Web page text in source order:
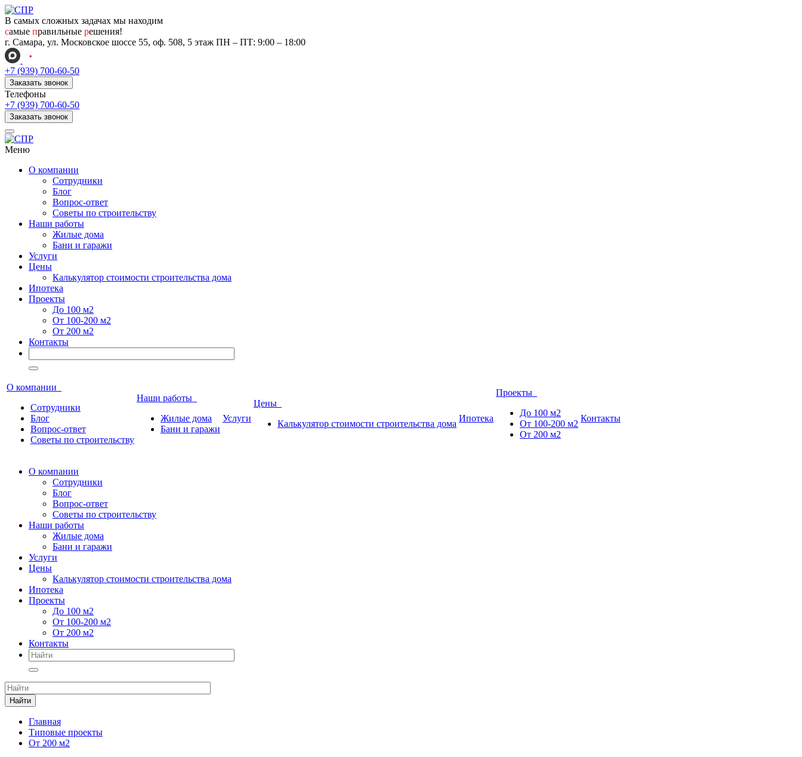
В самых сложных задачах мы находим
самые правильные решения!
г. Самара, ул. Московское шоссе 55, оф. 508, 5 этаж ПН – ПТ: 9:00 – 18:00
+7 (939) 700-60-50
Заказать звонок
Телефоны
+7 (939) 700-60-50
Заказать звонок
Меню
О компании
Сотрудники
Блог
Вопрос-ответ
Советы по строительству
Наши работы
Жилые дома
Бани и гаражи
Услуги
Цены
Калькулятор стоимости строительства дома
Ипотека
Проекты
До 100 м2
От 100-200 м2
От 200 м2
Контакты
О компании
Сотрудники
Блог
Вопрос-ответ
Советы по строительству
Наши работы
Жилые дома
Бани и гаражи
Услуги
Цены
Калькулятор стоимости строительства дома
Ипотека
Проекты
До 100 м2
От 100-200 м2
От 200 м2
Контакты
О компании
Сотрудники
Блог
Вопрос-ответ
Советы по строительству
Наши работы
Жилые дома
Бани и гаражи
Услуги
Цены
Калькулятор стоимости строительства дома
Ипотека
Проекты
До 100 м2
От 100-200 м2
От 200 м2
Контакты
Найти
Главная
Типовые проекты
От 200 м2